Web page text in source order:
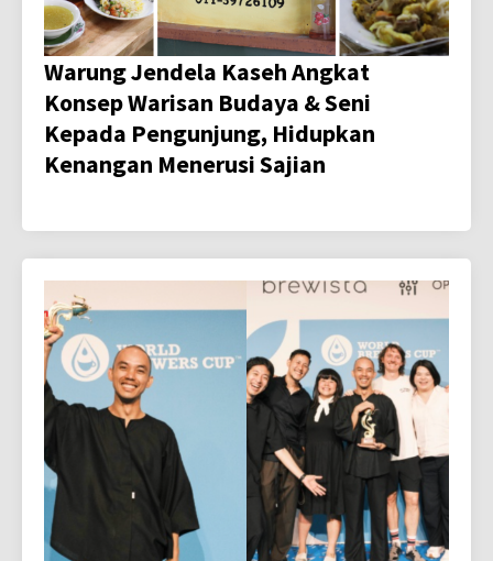
Warung Jendela Kaseh Angkat
Konsep Warisan Budaya & Seni
Kepada Pengunjung, Hidupkan
Kenangan Menerusi Sajian